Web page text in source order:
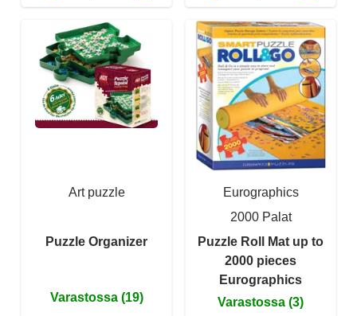
Art puzzle
Puzzle Organizer
Varastossa (19)
Eurographics
2000 Palat
Puzzle Roll Mat up to
2000 pieces
Eurographics
Varastossa (3)